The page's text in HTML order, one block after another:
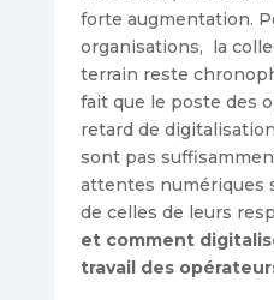
forte augmentation.
organisations, la
terrain reste
fait que le poste des
retard de
sont pas
attentes numériques
de celles de leurs
et comment
travail des